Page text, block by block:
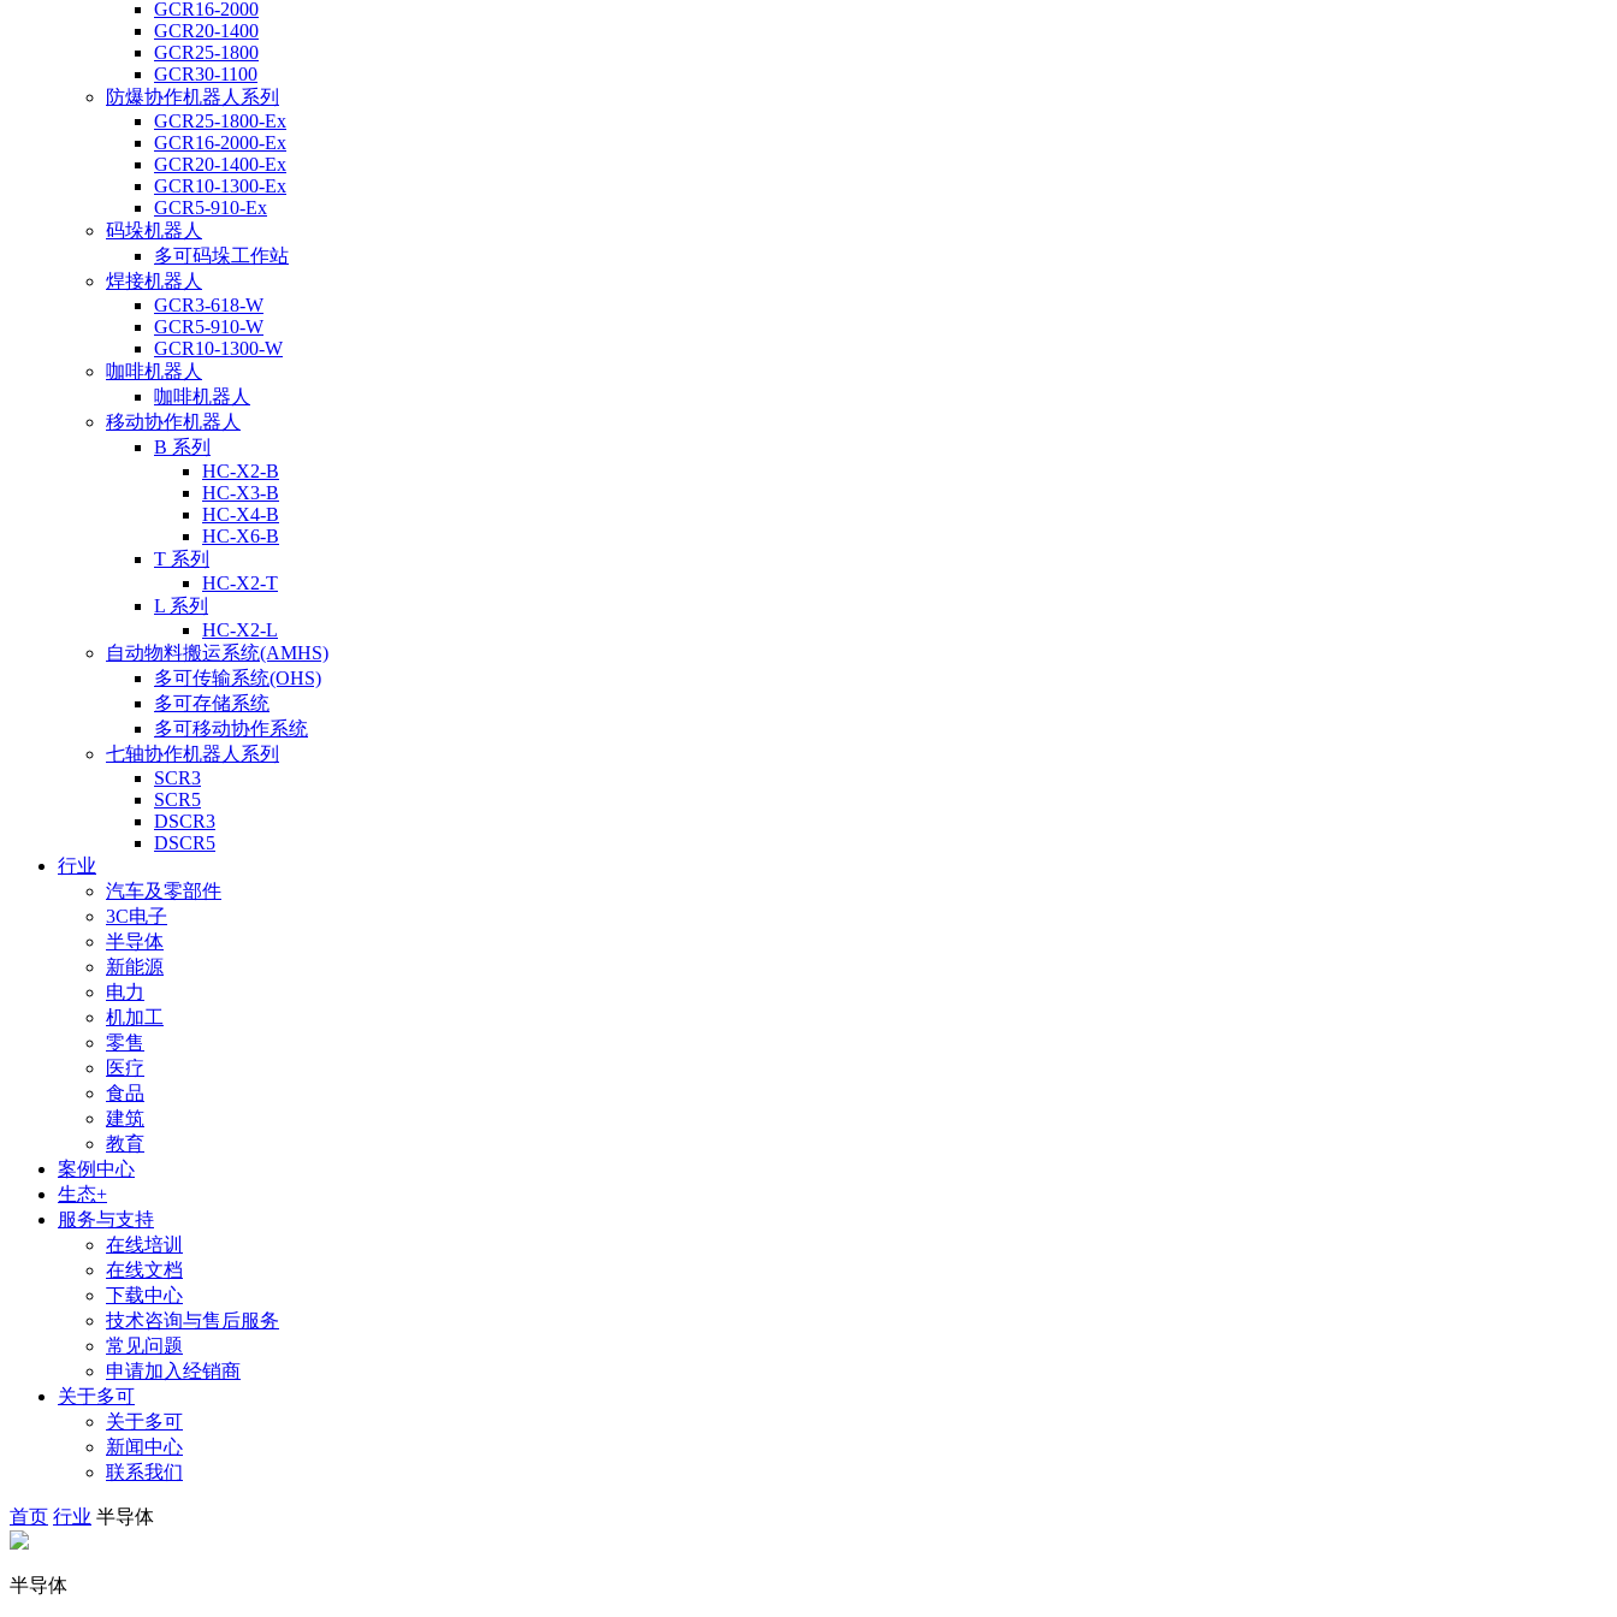
GCR16-2000
GCR20-1400
GCR25-1800
GCR30-1100
防爆协作机器人系列
GCR25-1800-Ex
GCR16-2000-Ex
GCR20-1400-Ex
GCR10-1300-Ex
GCR5-910-Ex
码垛机器人
多可码垛工作站
焊接机器人
GCR3-618-W
GCR5-910-W
GCR10-1300-W
咖啡机器人
咖啡机器人
移动协作机器人
B 系列
HC-X2-B
HC-X3-B
HC-X4-B
HC-X6-B
T 系列
HC-X2-T
L 系列
HC-X2-L
自动物料搬运系统(AMHS)
多可传输系统(OHS)
多可存储系统
多可移动协作系统
七轴协作机器人系列
SCR3
SCR5
DSCR3
DSCR5
行业
汽车及零部件
3C电子
半导体
新能源
电力
机加工
零售
医疗
食品
建筑
教育
案例中心
生态+
服务与支持
在线培训
在线文档
下载中心
技术咨询与售后服务
常见问题
申请加入经销商
关于多可
关于多可
新闻中心
联系我们
首页 行业 半导体
半导体